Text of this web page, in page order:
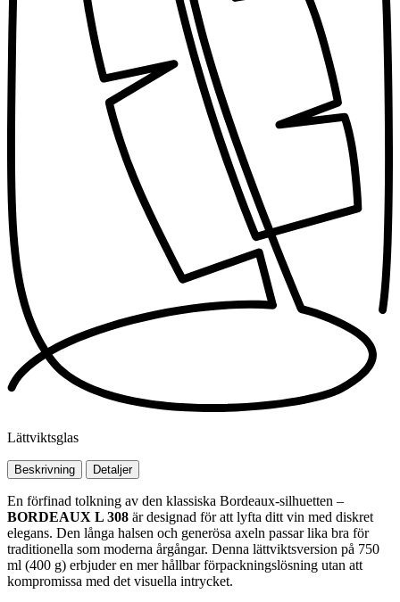
Lättviktsglas
Beskrivning Detaljer
En förfinad tolkning av den klassiska Bordeaux-silhuetten –
BORDEAUX L 308 är designad för att lyfta ditt vin med diskret
elegans. Den långa halsen och generösa axeln passar lika bra för
traditionella som moderna årgångar. Denna lättviktsversion på 750
ml (400 g) erbjuder en mer hållbar förpackningslösning utan att
kompromissa med det visuella intrycket.